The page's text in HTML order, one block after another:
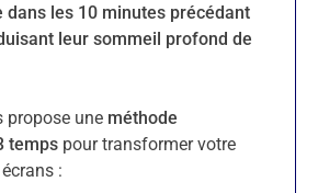
dans les 10 minutes précédant
leur sommeil profond de
propose une méthode
temps pour transformer votre
: